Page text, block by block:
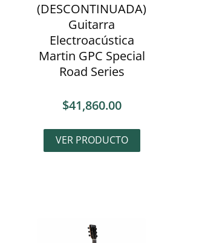
(DESCONTINUADA)
Guitarra
Electroacústica
Martin GPC Special
Road Series
$41,860.00
VER PRODUCTO